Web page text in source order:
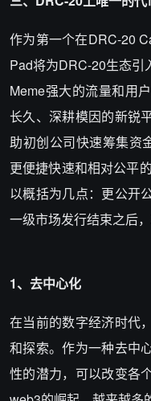
作为第一个在DRC-20
Pad将为DRC-20生态引
Meme强大的流量和用
长久、深耕模因的新锐
助初创公司快速筹集资
更便捷快速和相对公平
以概括为几点：更公开
一级市场发行结束之后
1、去中心化
在当前的数字经济时代
和探索。作为一种去中
性的潜力，可以改变各